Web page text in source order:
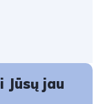
Jūsų jau